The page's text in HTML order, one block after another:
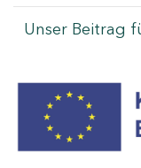
Unser Beitrag